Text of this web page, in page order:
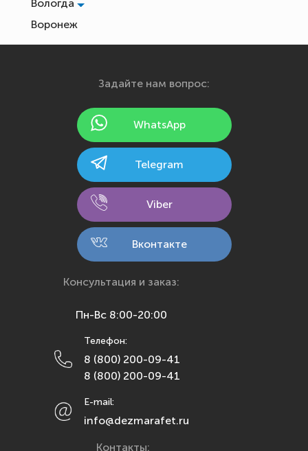
Вологда
Воронеж
Екатеринбург
Йошкар-Ола
Калининград
Кемерово
Кострома
Краснодар
Красноярск
Махачкала
Москва
Набережные Челны
Нижний Новгород
Задайте нам вопрос:
WhatsApp
Telegram
Viber
Вконтакте
Консультация и заказ:
Пн-Вс 8:00-20:00
Телефон:
8 (800) 200-09-41
8 (800) 200-09-41
E-mail:
info@dezmarafet.ru
Контакты: